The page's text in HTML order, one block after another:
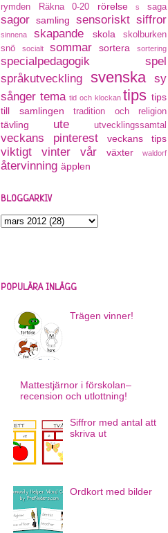
rymden Räkna 0-20 rörelse s saga
sagor samling sensoriskt siffror
sinnena skapande skola
skolburken
snö
socialt sommar sortera sortering
specialpedagogik
spel
språkutveckling
svenska
sy
sånger tema tid och klockan tips tips
till samlingen
tradition och religion
tävling ute utvecklingssamtal
veckans pinterest veckans tips
viktigt vinter vår växter waldorf
återvinning äpplen
BLOGGARKIV
POPULÄRA INLÄGG
Trägen vinner!
Mattestjärnor i förskolan–
recension och utlottning!
Siffror med antal att
skriva ut
Ordkort med bilder